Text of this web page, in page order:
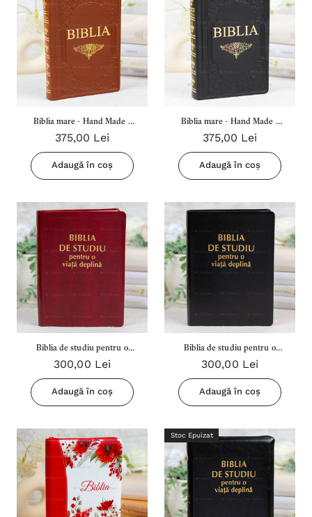
Biblia mare - Hand Made -
Dumitru Cornilescu, - Co77
Ti - Maro
375,00 Lei
Adaugă în coș
Biblia mare - Hand Made -
Dumitru Cornilescu, - Co77
Ti - Neagru
375,00 Lei
Adaugă în coș
Biblia de studiu pentru o
viață deplină, grena (fara
fermoar)
300,00 Lei
Adaugă în coș
Biblia de studiu pentru o
viață deplină, negru (fara
fermoar)
300,00 Lei
Adaugă în coș
Stoc Epuizat